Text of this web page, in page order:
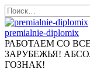
Перейти
к
содержанию
Search
for:
premialnie-diplomix
РАБОТАЕМ СО
ЗАРУБЕЖЬЯ!
ГОЗНАК!